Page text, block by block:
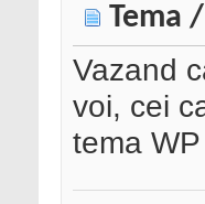
Tema
Vazand
voi, cei
tema